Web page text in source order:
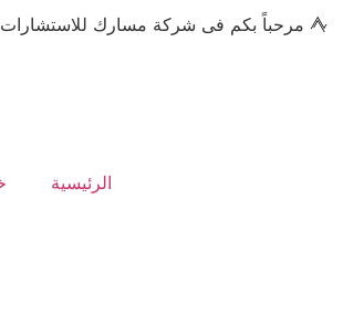
مرحباً بكم فى شركة مسارك للاستشارات
الرئيسية